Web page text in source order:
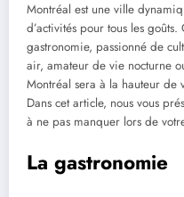
Montréal est une ville
d’activités pour tous les
gastronomie, passionné de
air, amateur de vie nocturne
Montréal sera à la hauteur de
Dans cet article, nous vous
à ne pas manquer lors de
La gastronomie